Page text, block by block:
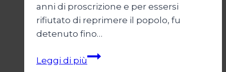
anni di proscrizione e per essersi
rifiutato di reprimere il popolo, fu
detenuto fino…
Leggi di piùParallelo